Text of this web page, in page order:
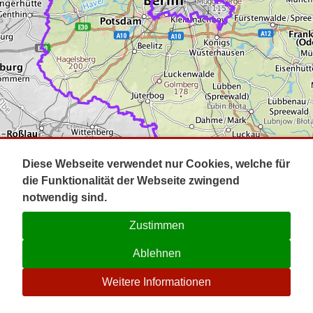
Impressum
Kontakt
☉
Diese Webseite verwendet nur Cookies, welche für
die Funktionalität der Webseite zwingend
notwendig sind.
Zustimmen
Ablehnen
Weitere Informationen